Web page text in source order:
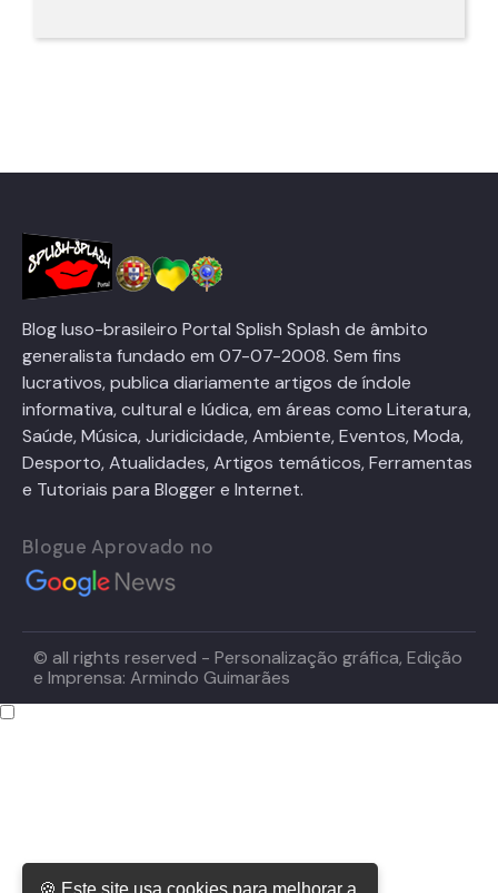
Blog luso-brasileiro Portal Splish Splash de âmbito
generalista fundado em 07-07-2008. Sem fins
lucrativos, publica diariamente artigos de índole
informativa, cultural e lúdica, em áreas como Literatura,
Saúde, Música, Juridicidade, Ambiente, Eventos, Moda,
Desporto, Atualidades, Artigos temáticos, Ferramentas
e Tutoriais para Blogger e Internet.
Blogue Aprovado no
© all rights reserved - Personalização gráfica, Edição
e Imprensa: Armindo Guimarães
🍪 Este site usa cookies para melhorar a